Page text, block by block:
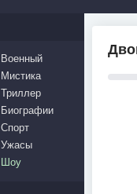
Военный
Мистика
Триллер
Биографии
Спорт
Ужасы
Шоу